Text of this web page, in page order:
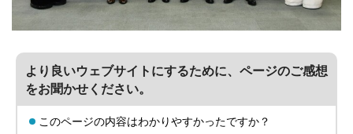
より良いウェブサイトにするために、ページのご感想
をお聞かせください。
このページの内容はわかりやすかったですか？